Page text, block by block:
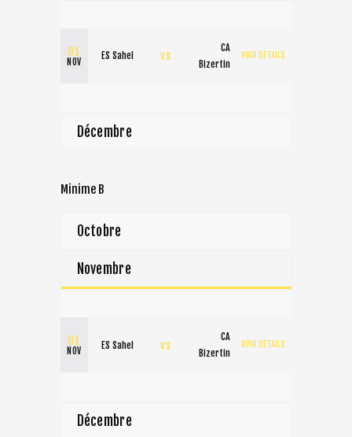
01
NOV ES Sahel vs
CA
Bizertin
VOIR DÉTAILS
Décembre
Minime B
Octobre
Novembre
01
NOV ES Sahel vs
CA
Bizertin
VOIR DÉTAILS
Décembre